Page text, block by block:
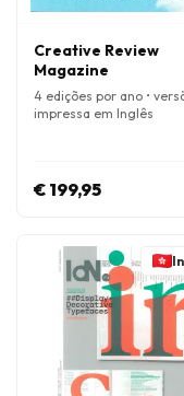
Creative Review
Magazine
4 edições por ano •
impressa em Inglês
€ 199,95